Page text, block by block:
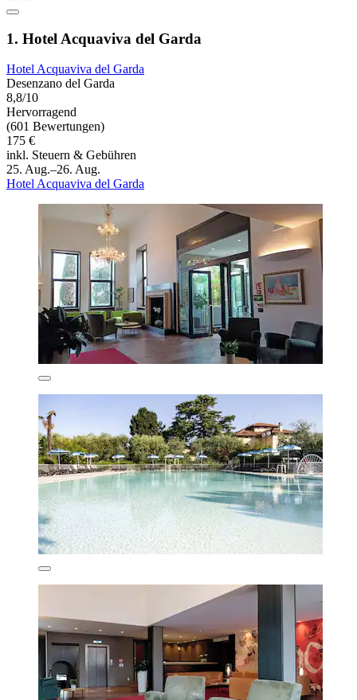
1. Hotel Acquaviva del Garda
Hotel Acquaviva del Garda
Desenzano del Garda
8,8/10
Hervorragend
(601 Bewertungen)
175 €
inkl. Steuern & Gebühren
25. Aug.–26. Aug.
Hotel Acquaviva del Garda